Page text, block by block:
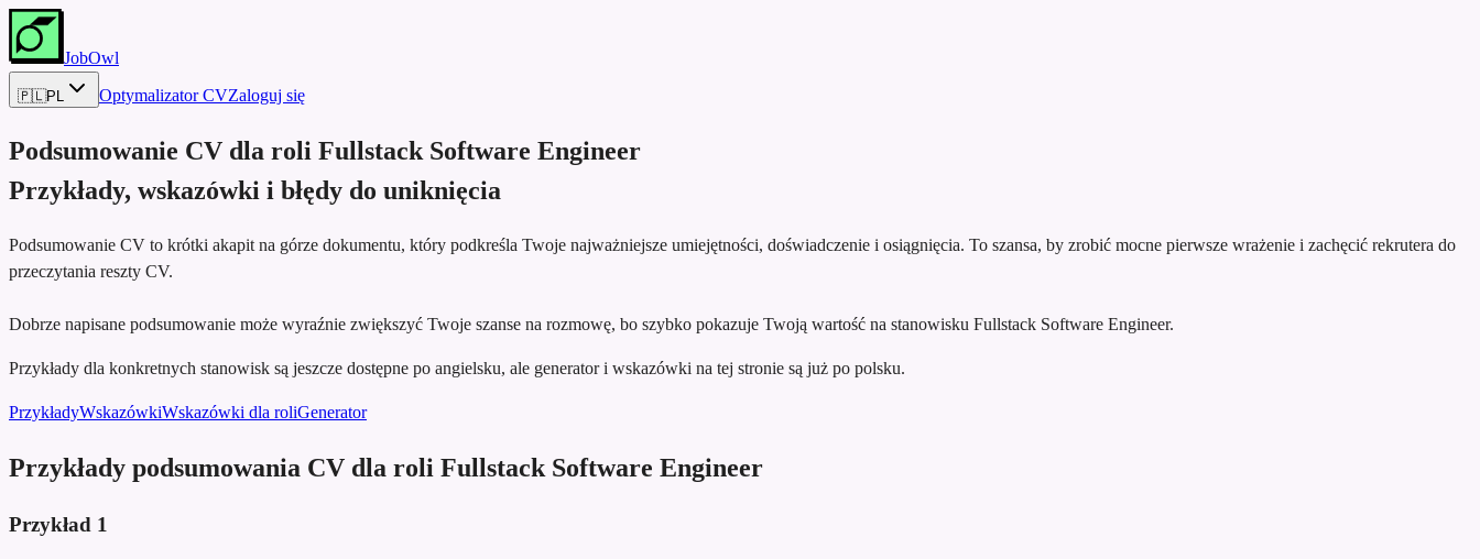
JobOwl
🇵🇱PL Optymalizator CVZaloguj się
Podsumowanie CV dla roli Fullstack Software Engineer
Przykłady, wskazówki i błędy do uniknięcia
Podsumowanie CV to krótki akapit na górze dokumentu, który podkreśla Twoje najważniejsze umiejętności, doświadczenie i osiągnięcia. To szansa, by zrobić mocne pierwsze wrażenie i zachęcić rekrutera do
przeczytania reszty CV.
Dobrze napisane podsumowanie może wyraźnie zwiększyć Twoje szanse na rozmowę, bo szybko pokazuje Twoją wartość na stanowisku Fullstack Software Engineer.
Przykłady dla konkretnych stanowisk są jeszcze dostępne po angielsku, ale generator i wskazówki na tej stronie są już po polsku.
PrzykładyWskazówkiWskazówki dla roliGenerator
Przykłady podsumowania CV dla roli Fullstack Software Engineer
Przykład 1